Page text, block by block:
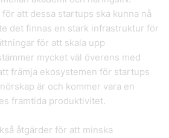
att dessa startups ska kunna nå
det finnas en stark infrastruktur för
för att skala upp
mycket väl överens med
främja ekosystemen för startups
är och kommer vara en
framtida produktivitet.
åtgärder för att minska